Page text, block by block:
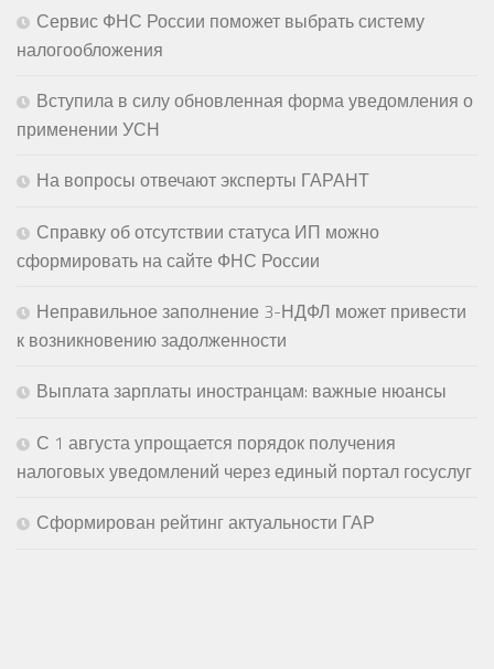
Сервис ФНС России поможет выбрать систему
налогообложения
Вступила в силу обновленная форма уведомления о
применении УСН
На вопросы отвечают эксперты ГАРАНТ
Справку об отсутствии статуса ИП можно
сформировать на сайте ФНС России
Неправильное заполнение 3-НДФЛ может привести
к возникновению задолженности
Выплата зарплаты иностранцам: важные нюансы
С 1 августа упрощается порядок получения
налоговых уведомлений через единый портал госуслуг
Сформирован рейтинг актуальности ГАР